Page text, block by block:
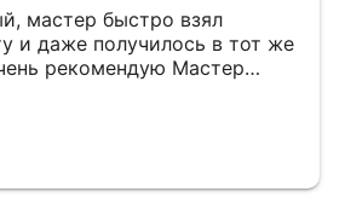
мастер быстро взял
и даже получилось в тот же
рекомендую Мастер